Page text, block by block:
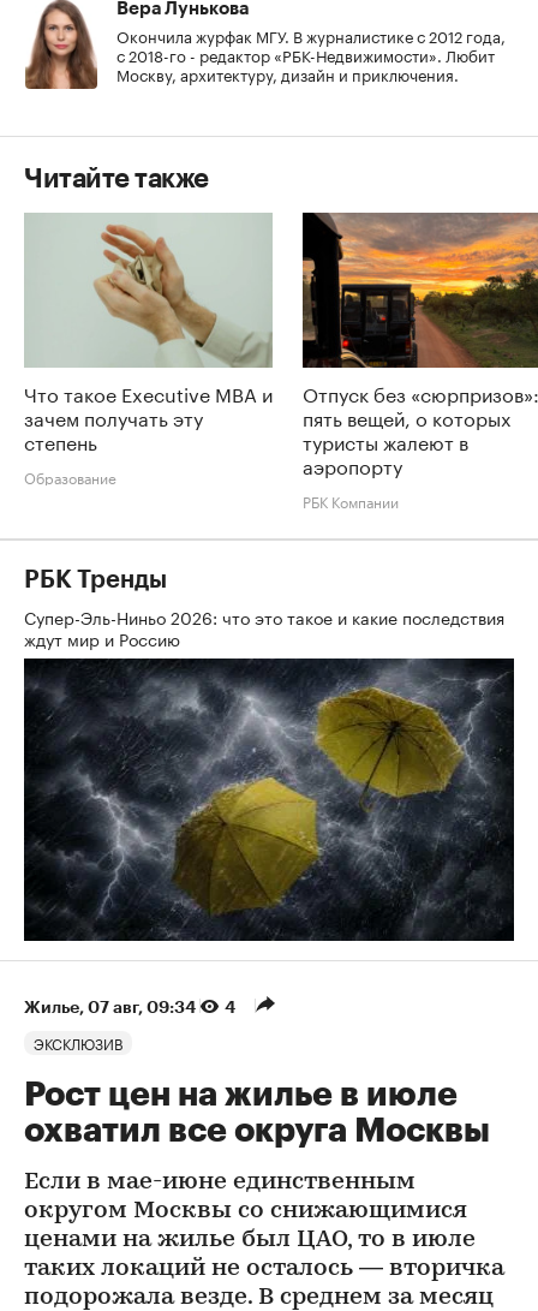
Вера Лунькова
Окончила журфак МГУ. В журналистике с 2012 года,
с 2018-го - редактор «РБК-Недвижимости». Любит
Москву, архитектуру, дизайн и приключения.
Читайте также
Что такое Executive MBA и
зачем получать эту
степень
Образование
Отпуск без «сюрпризов»:
пять вещей, о которых
туристы жалеют в
аэропорту
РБК Компании
РБК Тренды
Супер-Эль-Ниньо 2026: что это такое и какие последствия
ждут мир и Россию
Жилье 07 авг, 09:34 4
ЭКСКЛЮЗИВ
Рост цен на жилье в июле
охватил все округа Москвы
Если в мае-июне единственным
округом Москвы со снижающимися
ценами на жилье был ЦАО, то в июле
таких локаций не осталось — вторичка
подорожала везде. В среднем за месяц